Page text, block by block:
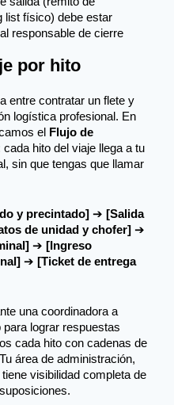
list físico) debe estar
responsable de cierre
por hito
entre contratar un flete y
logística profesional. En
el
Flujo de
cada hito del viaje llega a tu
sin que tengas que llamar
y precintado] ➔ [Salida
de unidad y chofer]
➔ [Ingreso
➔ [Ticket de entrega
una coordinadora a
lograr respuestas
cada hito con cadenas de
área de administración,
visibilidad completa de